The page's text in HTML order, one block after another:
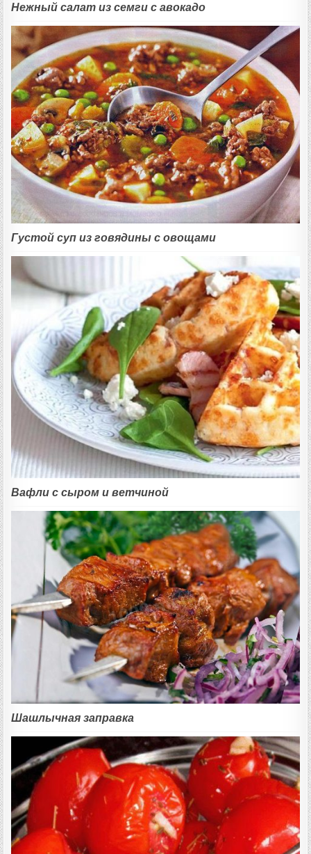
Нежный салат из семги с авокадо
Густой суп из говядины с овощами
Вафли с сыром и ветчиной
Шашлычная заправка